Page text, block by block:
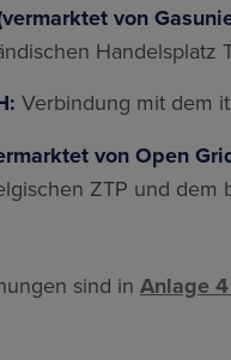
von
Handelsplatz
Verbindung mit dem
von Open
ZTP und dem
sind in Anlage